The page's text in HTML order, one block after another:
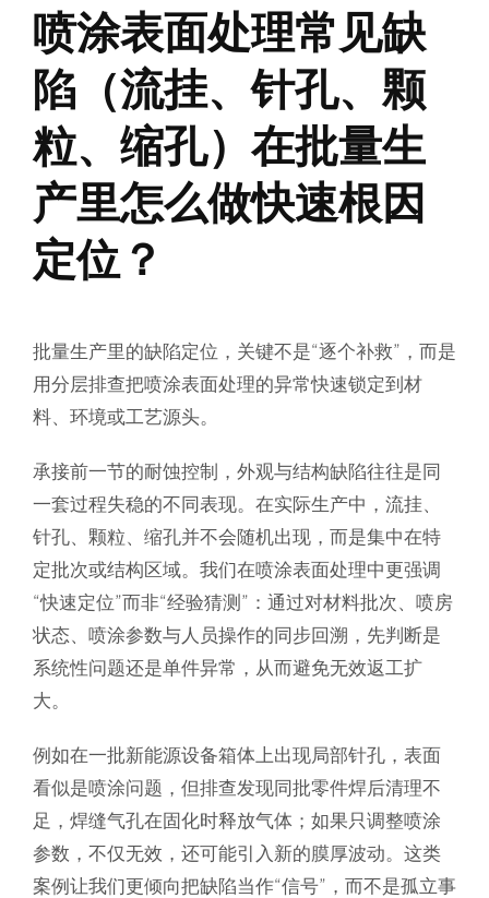
喷涂表面处理常见缺
陷（流挂、针孔、颗
粒、缩孔）在批量生
产里怎么做快速根因
定位？
批量生产里的缺陷定位，关键不是“逐个补救”，而是
用分层排查把喷涂表面处理的异常快速锁定到材
料、环境或工艺源头。
承接前一节的耐蚀控制，外观与结构缺陷往往是同
一套过程失稳的不同表现。在实际生产中，流挂、
针孔、颗粒、缩孔并不会随机出现，而是集中在特
定批次或结构区域。我们在喷涂表面处理中更强调
“快速定位”而非“经验猜测”：通过对材料批次、喷房
状态、喷涂参数与人员操作的同步回溯，先判断是
系统性问题还是单件异常，从而避免无效返工扩
大。
例如在一批新能源设备箱体上出现局部针孔，表面
看似是喷涂问题，但排查发现同批零件焊后清理不
足，焊缝气孔在固化时释放气体；如果只调整喷涂
参数，不仅无效，还可能引入新的膜厚波动。这类
案例让我们更倾向把缺陷当作“信号”，而不是孤立事